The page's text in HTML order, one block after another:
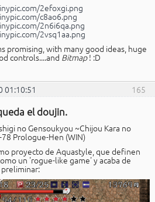
2efoxgi.png
c8ao6.png
2n6i6qa.png
2vsq1aa.png
promising, with many good ideas, huge
controls....and Bitmap! :D
165
01:10:51
el doujin.
no Gensoukyou ~Chijou Kara no
78 Prologue-Hen (WIN)
proyecto de Aquastyle, que definen
un 'rogue-like game' y acaba de